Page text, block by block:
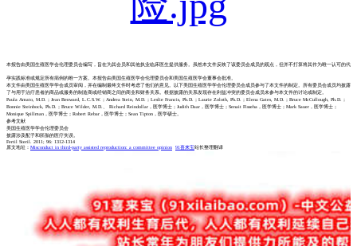
本报告由美国生殖医学会伦理委员会编写，旨在为其会员和其他执业临床医生提供服务。虽然本文件反映了该委员会成员的观点，但并不打算将其作为唯一认可的代
孕实践标准或规定所有病例的唯一方案。本报告由美国生殖医学会伦理委员会和美国生殖医学会董事会批准。
本文件由美国生殖医学学会成员审阅，并在编制最终文件时考虑了他们的意见。以下美国生殖医学学会伦理委员会成员参与了本文件的制定。所有委员会成员均披露
了与用于治疗患者的商品或服务的制造商或经销商之间的商业和财务关系。根据披露的关系发现存在利益冲突的委员会成员未参与本文件的讨论或制定。
Paula Amato, M.D.；Jean Benward, L.C.S.W.；Andrea Stein, M.D.；Leslie Francis, Ph.D.；Laurie Zoloth, Ph.D.；Elena Gates, M.D.；Bruce McCullough, Ph.D.；
Bonnie Steinbock, Ph.D.；Bruce Wilder, M.D.、 Richard Reindollar，医学博士；Judith Daar，医学博士；Senait Fisseha，医学博士；Mark Sauer，医学博士；
Monique Spillman，医学博士；Robert Rebar，医学博士；Sean Tipton，医学硕士。
参考文献
美国生殖医学学会伦理委员会
披露涉及配子和胚胎的医疗失误。
Fertil Steril. 2011; 96: 1312-1314
原文地址： Misconduct in third-party assisted reproduction: a committee opinion 91喜来宝站长整理翻译